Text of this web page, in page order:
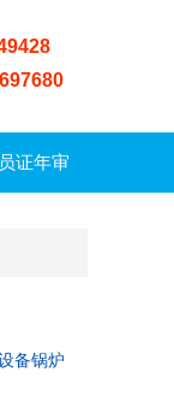
证年审
备锅炉